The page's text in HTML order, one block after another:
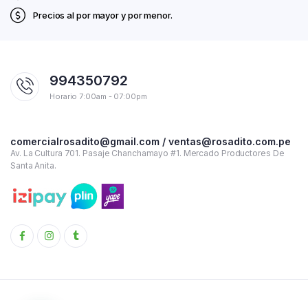
Precios al por mayor y por menor.
994350792
Horario 7:00am - 07:00pm
comercialrosadito@gmail.com / ventas@rosadito.com.pe
Av. La Cultura 701. Pasaje Chanchamayo #1. Mercado Productores De
Santa Anita.